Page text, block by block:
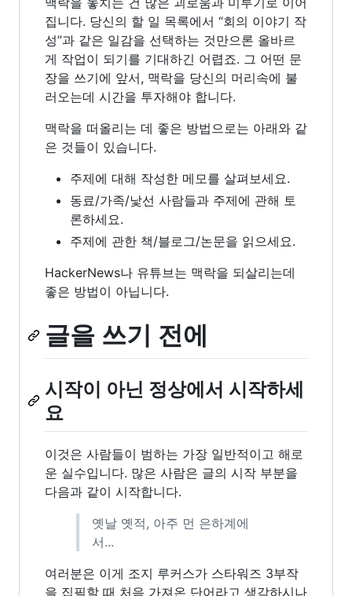
집니다. 당신의 할 일 목록에서 “회의 이야기 작
성”과 같은 일감을 선택하는 것만으론 올바르
게 작업이 되기를 기대하긴 어렵죠. 그 어떤 문
장을 쓰기에 앞서, 맥락을 당신의 머리속에 불
러오는데 시간을 투자해야 합니다.
맥락을 떠올리는 데 좋은 방법으로는 아래와 같
은 것들이 있습니다.
주제에 대해 작성한 메모를 살펴보세요.
동료/가족/낯선 사람들과 주제에 관해 토
론하세요.
주제에 관한 책/블로그/논문을 읽으세요.
HackerNews나 유튜브는 맥락을 되살리는데
좋은 방법이 아닙니다.
글을 쓰기 전에
시작이 아닌 정상에서 시작하세
요
이것은 사람들이 범하는 가장 일반적이고 해로
운 실수입니다. 많은 사람은 글의 시작 부분을
다음과 같이 시작합니다.
옛날 옛적, 아주 먼 은하계에
서...
여러분은 이게 조지 루커스가 스타워즈 3부작
을 집필할 때 처음 가져온 단어라고 생각하시나